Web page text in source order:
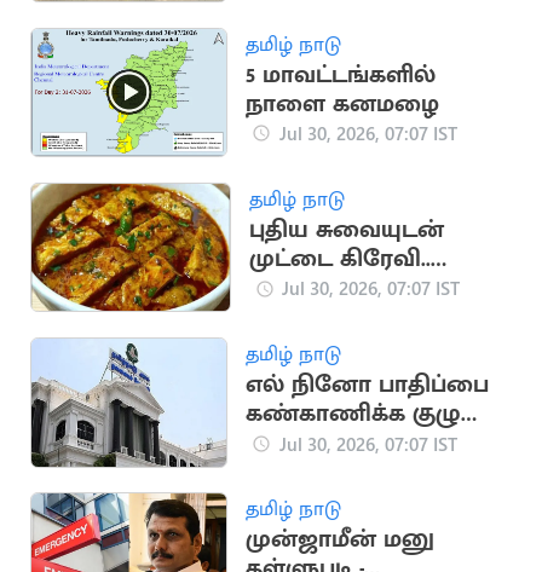
நியமனம்
தமிழ் நாடு
5 மாவட்டங்களில்
நாளை கனமழை
Jul 30, 2026, 07:07 IST
தமிழ் நாடு
புதிய சுவையுடன்
முட்டை கிரேவி..
அருமையான ரெசிபி!
Jul 30, 2026, 07:07 IST
தமிழ் நாடு
எல் நினோ பாதிப்பை
கண்காணிக்க குழு
அமைத்த தமிழக அரசு
Jul 30, 2026, 07:07 IST
தமிழ் நாடு
முன்ஜாமீன் மனு